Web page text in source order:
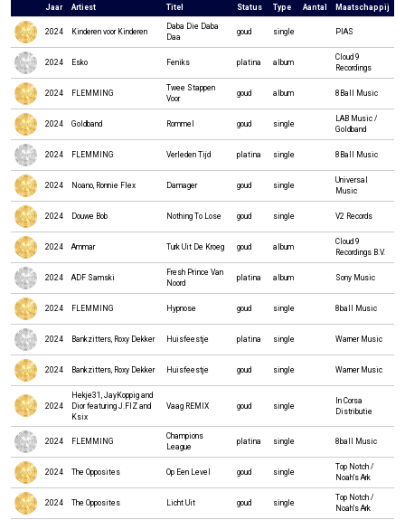
Jaar Artiest Titel Status Type Aantal Maatschappij
2024 Kinderen voor Kinderen
Daba Die Daba
Daa
goud single PIAS
2024 Esko Feniks platina album
Cloud 9
Recordings
2024 FLEMMING
Twee Stappen
Voor
goud album 8Ball Music
2024 Goldband Rommel goud single
LAB Music /
Goldband
2024 FLEMMING Verleden Tijd platina single 8Ball Music
2024 Noano, Ronnie Flex Damager goud single
Universal
Music
2024 Douwe Bob Nothing To Lose goud single V2 Records
2024 Ammar Turk Uit De Kroeg goud album
Cloud 9
Recordings B.V.
2024 ADF Samski
Fresh Prince Van
Noord
platina album Sony Music
2024 FLEMMING Hypnose goud single 8ball Music
2024 Bankzitters, Roxy Dekker Huisfeestje platina single Warner Music
2024 Bankzitters, Roxy Dekker Huisfeestje goud single Warner Music
2024
Hekje31, JayKoppig and
Dior featuring J.FIZ and
Ksix
Vaag REMIX goud single
In Corsa
Distributie
2024 FLEMMING
Champions
League
platina single 8ball Music
2024 The Opposites Op Een Level goud single
Top Notch /
Noah's Ark
2024 The Opposites Licht Uit goud single
Top Notch /
Noah's Ark